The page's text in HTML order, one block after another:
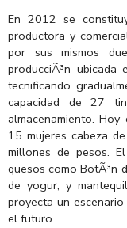
En 2012 se
productora y
por sus mismos
producciÃ³n
tecnificando
capacidad de 27
almacenamiento.
15 mujeres cabeza
millones de pesos.
quesos como BotÃ³n
de yogur, y
proyecta un
el futuro.